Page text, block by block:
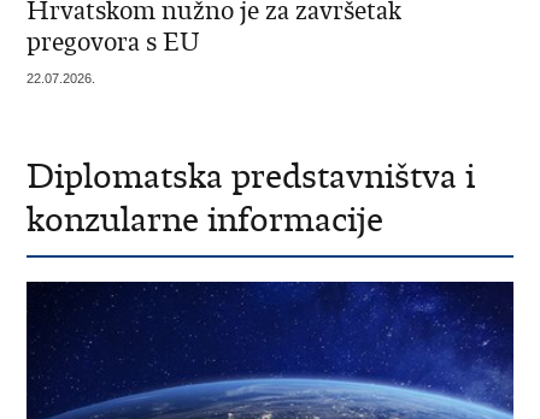
Hrvatskom nužno je za završetak
pregovora s EU
22.07.2026.
Diplomatska predstavništva i
konzularne informacije